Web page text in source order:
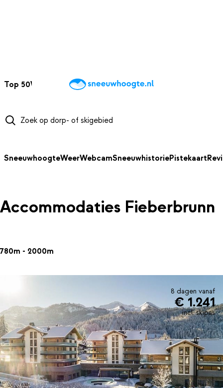
Top 50Webcams WintersportweerKaarten
SneeuwhoogteWeerWebcamSneeuwhistoriePistekaart
Accommodaties Fieberbrunn
780m - 2000m
8 dagen vanaf
€ 1.241
incl. skipas